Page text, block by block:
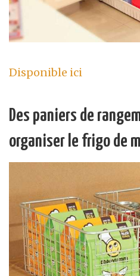
Disponible ici
Des paniers de
organiser le frigo de